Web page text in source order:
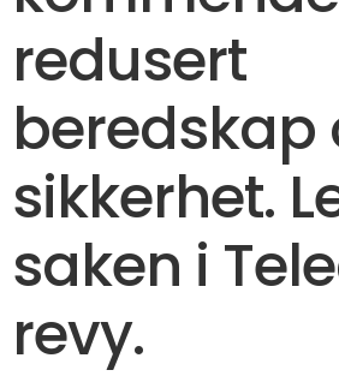
redusert
beredskap
sikkerhet.
saken i
revy.